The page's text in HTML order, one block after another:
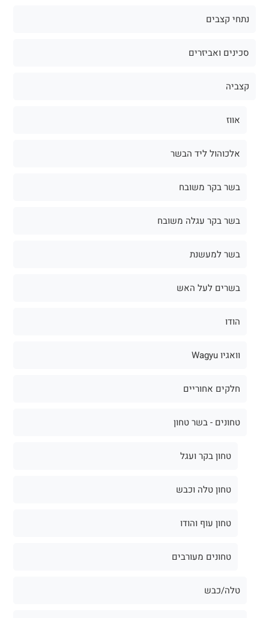
נתחי קצבים
סכינים ואביזרים
קצביה
אווז
אלכוהול ליד הבשר
בשר בקר משובח
בשר בקר עגלה משובח
בשר למעשנת
בשרים לעל האש
הודו
וואגיו Wagyu
חלקים אחוריים
טחונים - בשר טחון
טחון בקר ועגל
טחון טלה וכבש
טחון עוף והודו
טחונים מעורבים
טלה/כבש